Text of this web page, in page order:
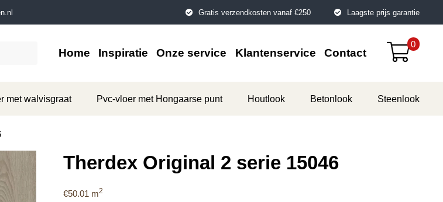
Gratis verzendkosten vanaf €250 Laagste prijs garantie
Home Inspiratie Onze service Klantenservice Contact
0
met walvisgraat Pvc-vloer met Hongaarse punt Houtlook Betonlook Steenlook
Therdex Original 2 serie 15046
€50.01 m2